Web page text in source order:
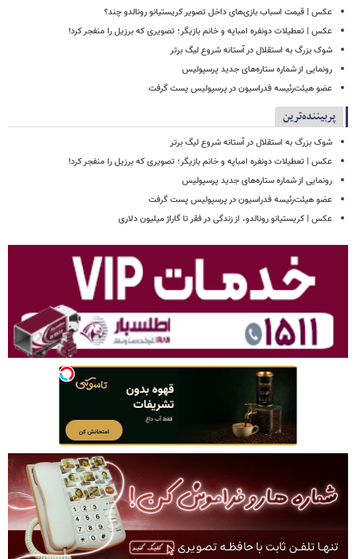
عکس | قیمت اسباب بازی‌های داخل تصویر کریستیانو رونالدو چند؟
عکس | تعطیلات دونفره امباپه و خانم بازیگر؛ تصویری که برزیل را منفجر کرد!
شوک بزرگ به استقلال در آستانه شروع لیگ برتر
رونمایی از شماره ستاره‌های جدید پرسپولیس
عضو هیئت‌رئیسه فدراسیون در پرسپولیس پست گرفت
پربیننده‌ترین
شوک بزرگ به استقلال در آستانه شروع لیگ برتر
عکس | تعطیلات دونفره امباپه و خانم بازیگر؛ تصویری که برزیل را منفجر کرد!
رونمایی از شماره ستاره‌های جدید پرسپولیس
عضو هیئت‌رئیسه فدراسیون در پرسپولیس پست گرفت
عکس | کریستیانو رونالدو، از زندگی در فقر تا گاراژ میلیون دلاری